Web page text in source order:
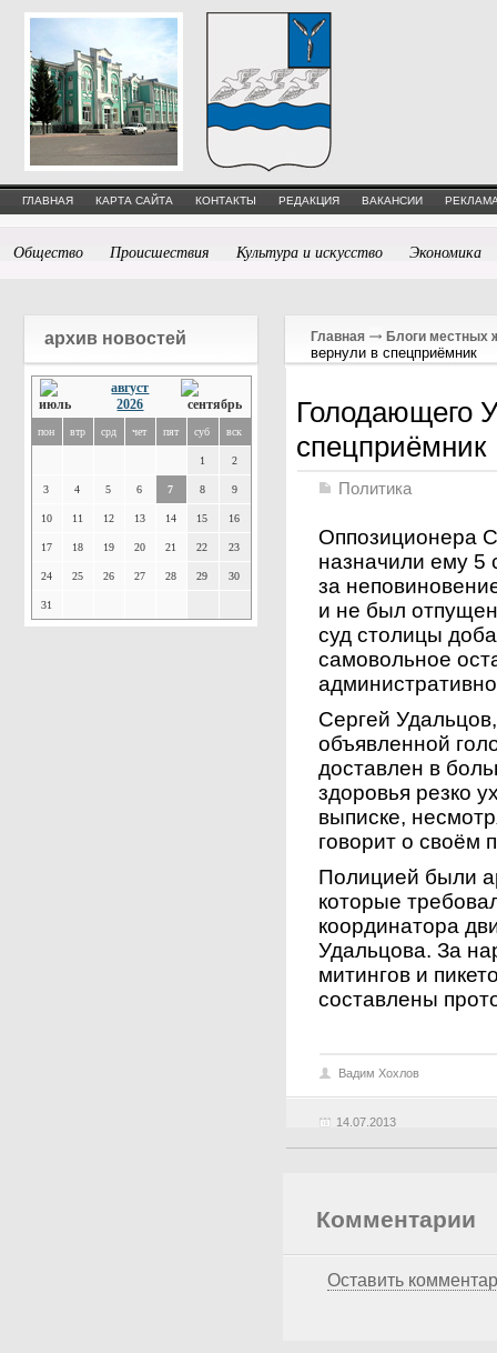
ГЛАВНАЯ КАРТА САЙТА КОНТАКТЫ РЕДАКЦИЯ ВАКАНСИИ
Общество Происшествия Культура и искусство Экономика
архив новостей
август
2026
пон втр срд чет пят суб вск
1 2
3 4 5 6 7 8 9
10 11 12 13 14 15 16
17 18 19 20 21 22 23
24 25 26 27 28 29 30
31
Главная Блоги местных
вернули в спецприёмник
Голодающего
спецприёмник
Политика
Оппозиционера
назначили ему 5
за
и не был
суд столицы
самовольное
Сергей
объявленной
доставлен в
здоровья резко
выписке,
говорит о своём
Полицией были
которые
координатора
Удальцова. За
митингов и
составлены
14.07.2013
Вадим Хохлов
Комментарии
Оставить